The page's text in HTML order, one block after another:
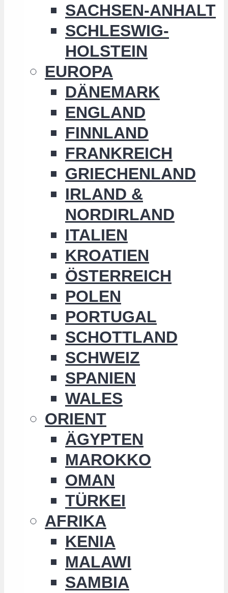
SACHSEN-ANHALT
SCHLESWIG-
HOLSTEIN
EUROPA
DÄNEMARK
ENGLAND
FINNLAND
FRANKREICH
GRIECHENLAND
IRLAND &
NORDIRLAND
ITALIEN
KROATIEN
ÖSTERREICH
POLEN
PORTUGAL
SCHOTTLAND
SCHWEIZ
SPANIEN
WALES
ORIENT
ÄGYPTEN
MAROKKO
OMAN
TÜRKEI
AFRIKA
KENIA
MALAWI
SAMBIA